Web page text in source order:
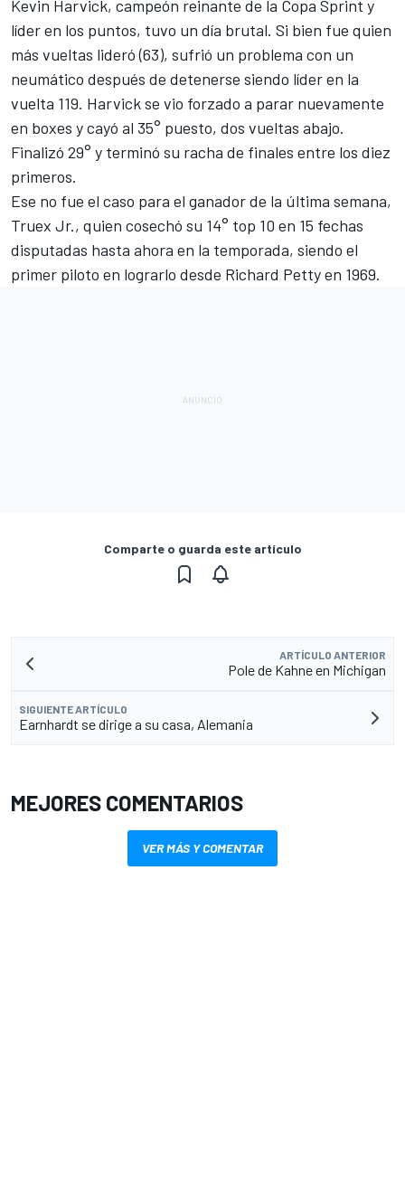
Kevin Harvick, campeón reinante de la Copa Sprint y
líder en los puntos, tuvo un día brutal. Si bien fue quien
más vueltas lideró (63), sufrió un problema con un
neumático después de detenerse siendo líder en la
vuelta 119. Harvick se vio forzado a parar nuevamente
en boxes y cayó al 35° puesto, dos vueltas abajo.
Finalizó 29° y terminó su racha de finales entre los diez
primeros.
Ese no fue el caso para el ganador de la última semana,
Truex Jr., quien cosechó su 14° top 10 en 15 fechas
disputadas hasta ahora en la temporada, siendo el
primer piloto en lograrlo desde Richard Petty en 1969.
Comparte o guarda este artículo
ARTÍCULO ANTERIOR
Pole de Kahne en Michigan
SIGUIENTE ARTÍCULO
Earnhardt se dirige a su casa, Alemania
MEJORES COMENTARIOS
VER MÁS Y COMENTAR